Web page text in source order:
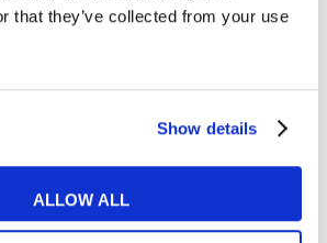
that they’ve collected from your use
Show details
ALLOW ALL
Sud Est, 708/710